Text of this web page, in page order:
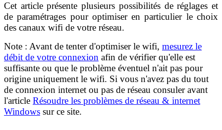
Cet article présente plusieurs possibilités de réglages et
de paramétrages pour optimiser en particulier le choix
des canaux wifi de votre réseau.
Note : Avant de tenter d'optimiser le wifi, mesurez le
débit de votre connexion afin de vérifier qu'elle est
suffisante ou que le problème éventuel n'ait pas pour
origine uniquement le wifi. Si vous n'avez pas du tout
de connexion internet ou pas de réseau consuler avant
l'article Résoudre les problèmes de réseau & internet
Windows sur ce site.